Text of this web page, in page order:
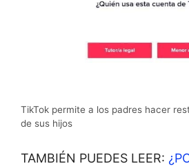
TikTok permite a los padres hacer
de sus hijos
TAMBIÉN PUEDES LEER: